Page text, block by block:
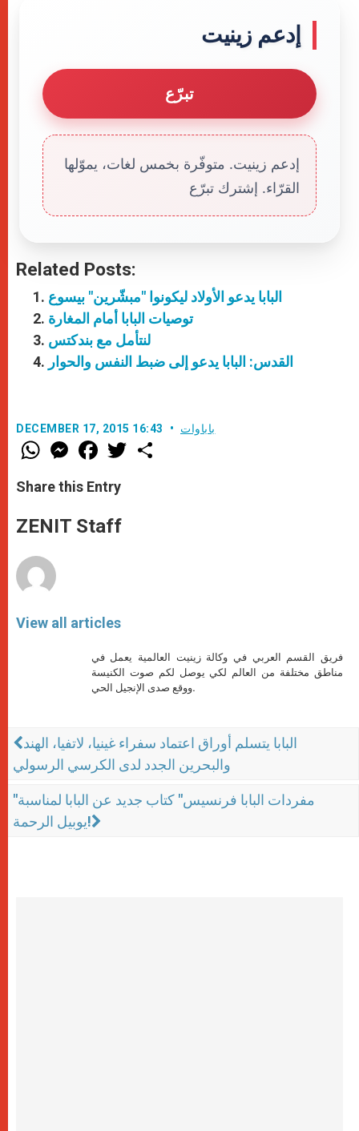
إدعم زينيت
تبرّع
إدعم زينيت. متوفّرة بخمس لغات، يموّلها
القرّاء. إشترك تبرّع
Related Posts:
البابا يدعو الأولاد ليكونوا "مبشّرين" بيسوع
توصيات البابا أمام المغارة
لنتأمل مع بندكتس
القدس: البابا يدعو إلى ضبط النفس والحوار
DECEMBER 17, 2015 16:43 باباوات
W
h
t
s
p
p
M
e
s
e
g
e
F
a
e
b
o
k
w
Share this Entry
ZENIT Staff
View all articles
فريق القسم العربي في وكالة زينيت العالمية يعمل في
مناطق مختلفة من العالم لكي يوصل لكم صوت الكنيسة
ووقع صدى الإنجيل الحي.
البابا يتسلم أوراق اعتماد سفراء غينيا، لاتفيا، الهند
والبحرين الجدد لدى الكرسي الرسولي
"مفردات البابا فرنسيس" كتاب جديد عن البابا لمناسبة
يوبيل الرحمة!